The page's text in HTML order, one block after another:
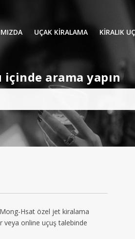
UÇAK KİRALAMA
İŞ GEZİLERİ TATİL
AVİONE JET CARD
KIRALIK
VIP
KÜÇÜK
ORTA
YOLCU
arama yapın
Mong-Hsat özel jet kiralama
veya online uçuş talebinde